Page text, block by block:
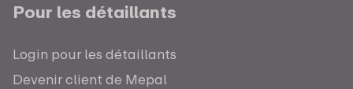
Pour les détaillants
Login pour les détaillants
Devenir client de Mepal